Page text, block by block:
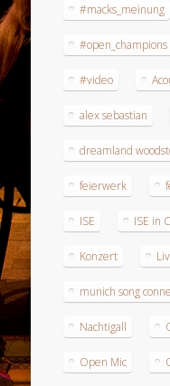
#macks_meinung
#open_champions
#video
alex sebastian
dreamland
feierwerk
ISE ISE in
Konzert
munich song
Nachtigall
Open Mic